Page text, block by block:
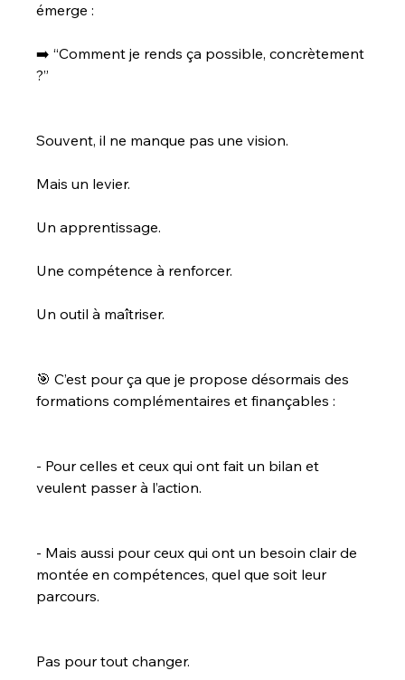
émerge :
➡️ “Comment je rends ça possible, concrètement
?”
Souvent, il ne manque pas une vision.
Mais un levier.
Un apprentissage.
Une compétence à renforcer.
Un outil à maîtriser.
🎯 C’est pour ça que je propose désormais des
formations complémentaires et finançables :
- Pour celles et ceux qui ont fait un bilan et
veulent passer à l’action.
- Mais aussi pour ceux qui ont un besoin clair de
montée en compétences, quel que soit leur
parcours.
Pas pour tout changer.